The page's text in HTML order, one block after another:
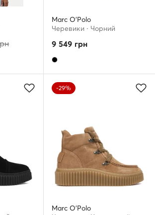
Marc O'Polo
Черевики · Чорний
9 549 грн
-29%
Marc O'Polo